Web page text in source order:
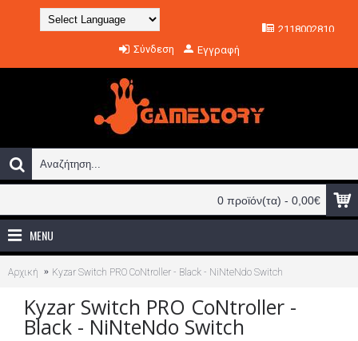
Translate
2118002810
Σύνδεση
Εγγραφή
0 προϊόν(τα) - 0,00€
MENU
Αρχική Kyzar Switch PRO CoNtroller - Black - NiNteNdo Switch
Kyzar Switch PRO CoNtroller -
Black - NiNteNdo Switch